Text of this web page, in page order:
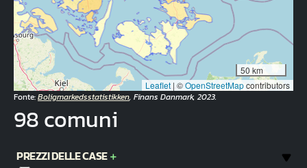
PREZZI DELLE CASE
50 km
Leaflet | ©OpenStreetMapcontributors
Fonte:Boligmarkedsstatistikken, Finans Danmark, 2023.
98 comuni